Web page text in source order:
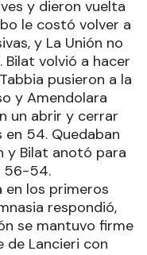
y dieron vuelta
le costó volver a
y La Unión no
volvió a hacer
pusieron a la
y Amendolara
un abrir y cerrar
54. Quedaban
y Bilat anotó para
56-54.
los primeros
respondió,
se mantuvo firme
de Lancieri con